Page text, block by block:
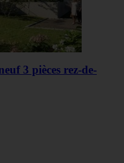
3 pièces rez-de-